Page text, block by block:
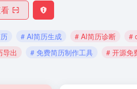
# AI简历生成 # AI简历诊断 #
导出 # 免费简历制作工具 # 开源免